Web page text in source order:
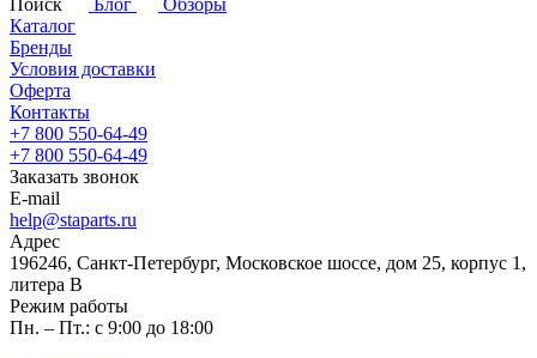
Каталог
Бренды
Условия доставки
Оферта
Контакты
+7 800 550-64-49
+7 800 550-64-49
Заказать звонок
E-mail
help@staparts.ru
Адрес
196246, Санкт-Петербург, Московское шоссе, дом 25, корпус 1,
литера В
Режим работы
Пн. – Пт.: с 9:00 до 18:00